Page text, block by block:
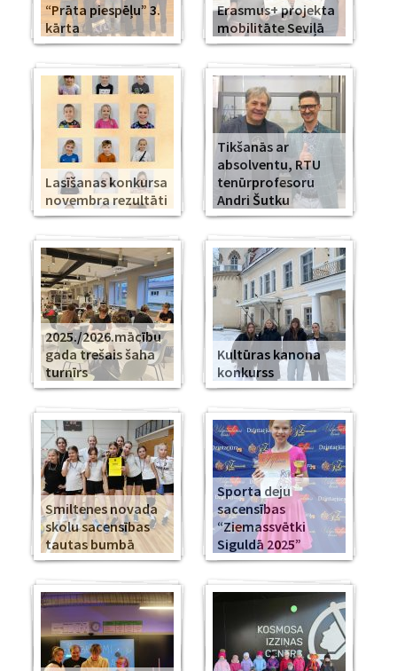
“Prāta piespēļu” 3.
kārta
Erasmus+ projekta
mobilitāte Seviļā
Lasīšanas konkursa
novembra rezultāti
Tikšanās ar
absolventu, RTU
tenūrprofesoru
Andri Šutku
2025./2026.mācību
gada trešais šaha
turnīrs
Kultūras kanona
konkurss
Smiltenes novada
skolu sacensības
tautas bumbā
Sporta deju
sacensības
“Ziemassvētki
Siguldā 2025”